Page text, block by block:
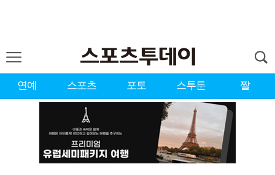
연예 스포츠 포토 스투툰 짤